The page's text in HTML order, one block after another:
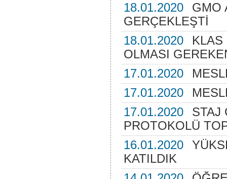
18.01.2020
GMO
GERÇEKLEŞTİ
18.01.2020
KLAS
OLMASI
17.01.2020
17.01.2020
17.01.2020
STAJ
PROTOKOLÜ
16.01.2020
KATILDIK